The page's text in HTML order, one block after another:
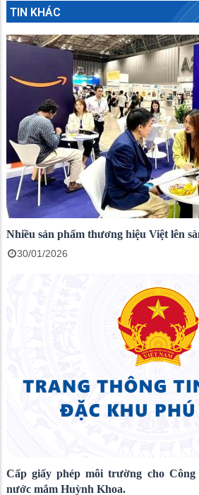
TIN KHÁC
Nhiều sản phẩm thương hiệu Việt lên
30/01/2026
Cấp giấy phép môi trường cho
nước mắm Huỳnh Khoa.